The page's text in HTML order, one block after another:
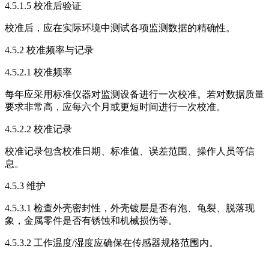
4.5.1.5 校准后验证
校准后，应在实际环境中测试各项监测数据的精确性。
4.5.2 校准频率与记录
4.5.2.1 校准频率
每年应采用标准仪器对监测设备进行一次校准。若对数据质量
要求非常高，应每六个月或更短时间进行一次校准。
4.5.2.2 校准记录
校准记录包含校准日期、标准值、误差范围、操作人员等信
息。
4.5.3 维护
4.5.3.1 检查外壳密封性，外壳镀层是否有泡、龟裂、脱落现
象，金属零件是否有锈蚀和机械损伤等。
4.5.3.2 工作温度/湿度应确保在传感器规格范围内。